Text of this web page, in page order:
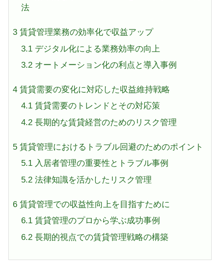
法
3 賃貸管理業務の効率化で収益アップ
3.1デジタル化による業務効率の向上
3.2オートメーション化の利点と導入事例
4 賃貸需要の変化に対応した収益維持戦略
4.1賃貸需要のトレンドとその対応策
4.2長期的な賃貸経営のためのリスク管理
5 賃貸管理におけるトラブル回避のためのポイント
5.1入居者管理の重要性とトラブル事例
5.2法律知識を活かしたリスク管理
6 賃貸管理での収益性向上を目指すために
6.1賃貸管理のプロから学ぶ成功事例
6.2長期的視点での賃貸管理戦略の構築